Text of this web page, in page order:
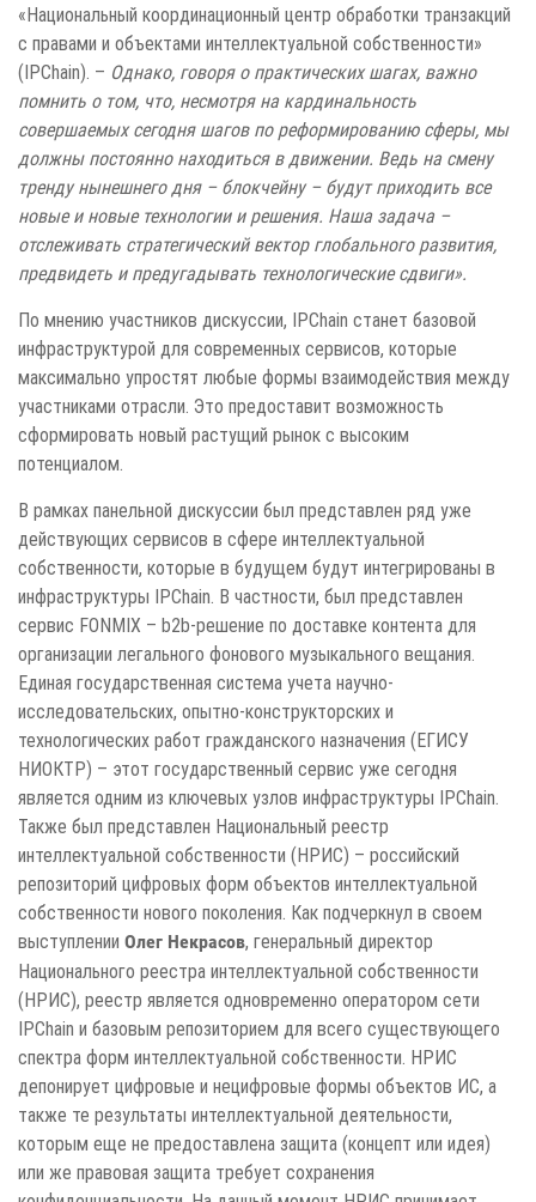
«Национальный координационный центр обработки транзакций
с правами и объектами интеллектуальной собственности»
(IPChain). – Однако, говоря о практических шагах, важно
помнить о том, что, несмотря на кардинальность
совершаемых сегодня шагов по реформированию сферы, мы
должны постоянно находиться в движении. Ведь на смену
тренду нынешнего дня – блокчейну – будут приходить все
новые и новые технологии и решения. Наша задача –
отслеживать стратегический вектор глобального развития,
предвидеть и предугадывать технологические сдвиги».
По мнению участников дискуссии, IPChain станет базовой
инфраструктурой для современных сервисов, которые
максимально упростят любые формы взаимодействия между
участниками отрасли. Это предоставит возможность
сформировать новый растущий рынок с высоким
потенциалом.
В рамках панельной дискуссии был представлен ряд уже
действующих сервисов в сфере интеллектуальной
собственности, которые в будущем будут интегрированы в
инфраструктуры IPChain. В частности, был представлен
сервис FONMIX – b2b-решение по доставке контента для
организации легального фонового музыкального вещания.
Единая государственная система учета научно-
исследовательских, опытно-конструкторских и
технологических работ гражданского назначения (ЕГИСУ
НИОКТР) – этот государственный сервис уже сегодня
является одним из ключевых узлов инфраструктуры IPChain.
Также был представлен Национальный реестр
интеллектуальной собственности (НРИС) – российский
репозиторий цифровых форм объектов интеллектуальной
собственности нового поколения. Как подчеркнул в своем
выступлении Олег Некрасов, генеральный директор
Национального реестра интеллектуальной собственности
(НРИС), реестр является одновременно оператором сети
IPСhain и базовым репозиторием для всего существующего
спектра форм интеллектуальной собственности. НРИС
депонирует цифровые и нецифровые формы объектов ИС, а
также те результаты интеллектуальной деятельности,
которым еще не предоставлена защита (концепт или идея)
или же правовая защита требует сохранения